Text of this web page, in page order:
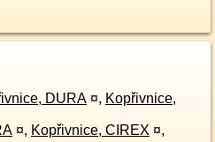
DURA ¤, Kopřivnice,
¤, Kopřivnice, CIREX ¤,